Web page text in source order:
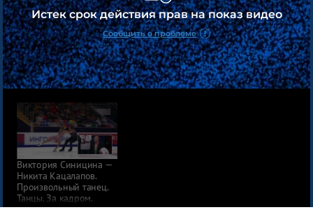
Истек срок действия прав на показ видео
Сообщить о проблеме
Виктория Синицина —
Никита Кацалапов.
Произвольный танец.
Танцы. За кадром.
Rostelecom Cup. Гран-